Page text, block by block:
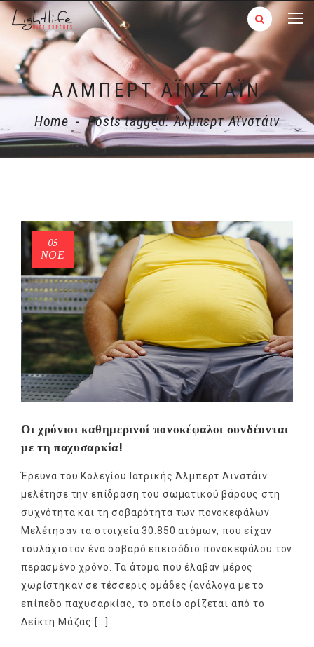
ΆΛΜΠΕΡΤ ΑΪΝΣΤΆΙΝ
Home - Posts tagged: Άλμπερτ Αϊνστάιν
05
ΝΟΈ
Οι χρόνιοι καθημερινοί πονοκέφαλοι συνδέονται
με τη παχυσαρκία!
Έρευνα του Κολεγίου Ιατρικής Άλμπερτ Αϊνστάιν
μελέτησε την επίδραση του σωματικού βάρους στη
συχνότητα και τη σοβαρότητα των πονοκεφάλων.
Μελέτησαν τα στοιχεία 30.850 ατόμων, που είχαν
τουλάχιστον ένα σοβαρό επεισόδιο πονοκεφάλου τον
περασμένο χρόνο. Τα άτομα που έλαβαν μέρος
χωρίστηκαν σε τέσσερις ομάδες (ανάλογα με το
επίπεδο παχυσαρκίας, το οποίο ορίζεται από το
∆είκτη Μάζας […]